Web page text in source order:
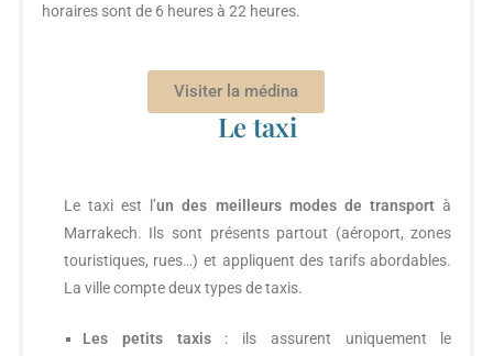
horaires sont de 6 heures à 22 heures.
Visiter la médina
Le taxi
Le taxi est l’un des meilleurs modes de transport à
Marrakech. Ils sont présents partout (aéroport, zones
touristiques, rues…) et appliquent des tarifs abordables.
La ville compte deux types de taxis.
Les petits taxis: ils assurent uniquement le